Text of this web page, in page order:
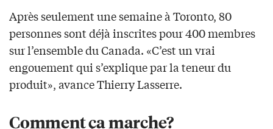
Après seulement une semaine à Toronto, 80
personnes sont déjà inscrites pour 400 membres
sur l’ensemble du Canada. «C’est un vrai
engouement qui s’explique par la teneur du
produit», avance Thierry Lasserre.
Comment ça marche?